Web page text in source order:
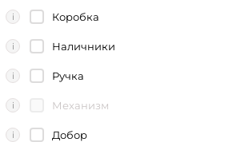
i Коробка
i Наличники
i Ручка
i Механизм
i Добор